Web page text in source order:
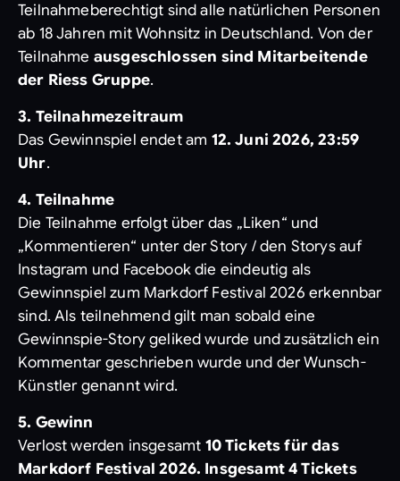
Teilnahmeberechtigt sind alle natürlichen Personen
ab 18 Jahren mit Wohnsitz in Deutschland. Von der
Teilnahme ausgeschlossen sind Mitarbeitende
der Riess Gruppe.
3. Teilnahmezeitraum
Das Gewinnspiel endet am 12. Juni 2026, 23:59
Uhr.
4. Teilnahme
Die Teilnahme erfolgt über das „Liken“ und
„Kommentieren“ unter der Story / den Storys auf
Instagram und Facebook die eindeutig als
Gewinnspiel zum Markdorf Festival 2026 erkennbar
sind. Als teilnehmend gilt man sobald eine
Gewinnspie-Story geliked wurde und zusätzlich ein
Kommentar geschrieben wurde und der Wunsch-
Künstler genannt wird.
5. Gewinn
Verlost werden insgesamt 10 Tickets für das
Markdorf Festival 2026. Insgesamt 4 Tickets